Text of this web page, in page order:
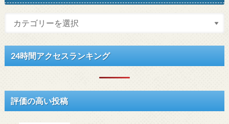
24時間アクセスランキング
評価の高い投稿